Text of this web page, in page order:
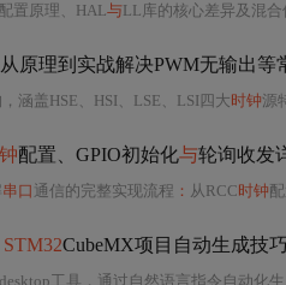
置原理、HAL与LL库的核心差异及混
从原理到实战解决PWM无输出等
涵盖HSE、HSI、LSE、LSI四大时钟源特性
配置、GPIO初始化与轮询收发
串口 通信的完整实现流程 ： 从RCC时钟配
STM32CubeMX项目自动生成技
工具，通过自然语言指令自动化